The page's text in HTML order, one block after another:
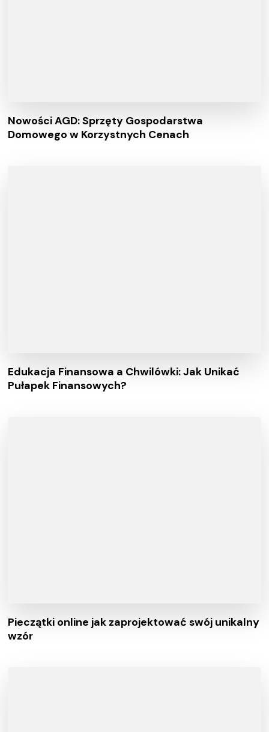
Nowości AGD: Sprzęty Gospodarstwa
Domowego w Korzystnych Cenach
Edukacja Finansowa a Chwilówki: Jak Unikać
Pułapek Finansowych?
Pieczątki online jak zaprojektować swój unikalny
wzór